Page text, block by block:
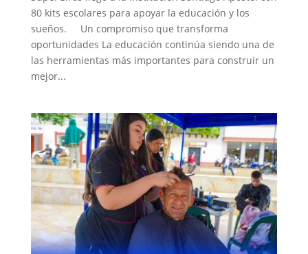
80 kits escolares para apoyar la educación y los
sueños. Un compromiso que transforma
oportunidades La educación continúa siendo una de
las herramientas más importantes para construir un
mejor...